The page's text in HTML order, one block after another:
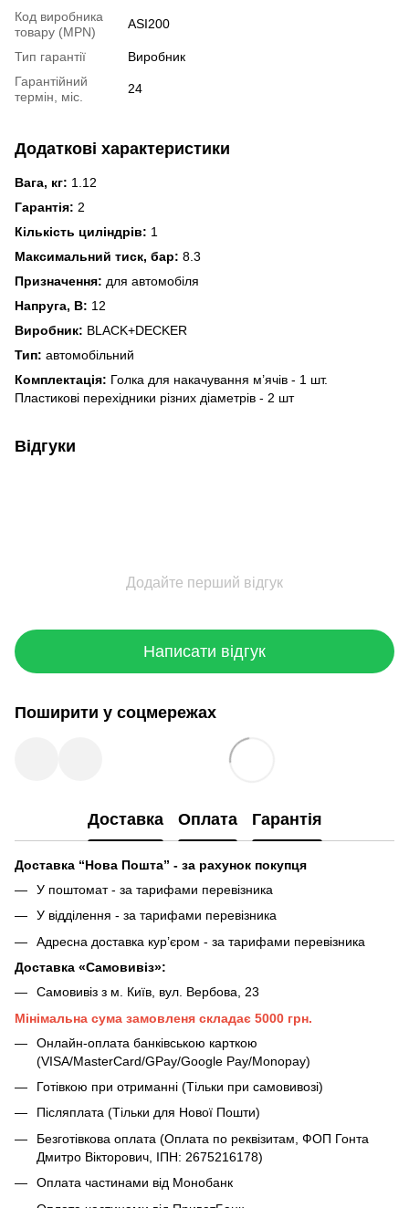
Код виробника
товару (MPN)
ASI200
Тип гарантії
Виробник
Гарантійний
термін, міс.
24
Додаткові характеристики
Вага, кг: 1.12
Гарантія: 2
Кількість циліндрів: 1
Максимальний тиск, бар: 8.3
Призначення: для автомобіля
Напруга, В: 12
Виробник: BLACK+DECKER
Тип: автомобільний
Комплектація: Голка для накачування м’ячів - 1 шт.
Пластикові перехідники різних діаметрів - 2 шт
Відгуки
Додайте перший відгук
Написати відгук
Поширити у соцмережах
Доставка Оплата Гарантія
Доставка “Нова Пошта” - за рахунок покупця
У поштомат - за тарифами перевізника
У відділення - за тарифами перевізника
Адресна доставка кур’єром - за тарифами перевізника
Доставка «Самовивіз»:
Самовивіз з м. Київ, вул. Вербова, 23
Мінімальна сума замовленя складає 5000 грн.
Онлайн-оплата банківською карткою
(VISA/MasterCard/GPay/Google Pay/Monopay)
Готівкою при отриманні (Тільки при самовивозі)
Післяплата (Тільки для Нової Пошти)
Безготівкова оплата (Оплата по реквізитам, ФОП Гонта
Дмитро Вікторович, ІПН: 2675216178)
Оплата частинами від Монобанк